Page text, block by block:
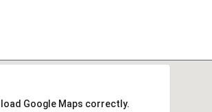
Google Maps correctly.